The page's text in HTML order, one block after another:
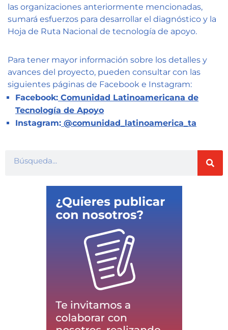
las organizaciones anteriormente mencionadas,
sumará esfuerzos para desarrollar el diagnóstico y la
Hoja de Ruta Nacional de tecnología de apoyo.
Para tener mayor información sobre los detalles y
avances del proyecto, pueden consultar con las
siguientes páginas de Facebook e Instagram:
Facebook: Comunidad Latinoamericana de
Tecnología de Apoyo
Instagram: @comunidad_latinoamerica_ta